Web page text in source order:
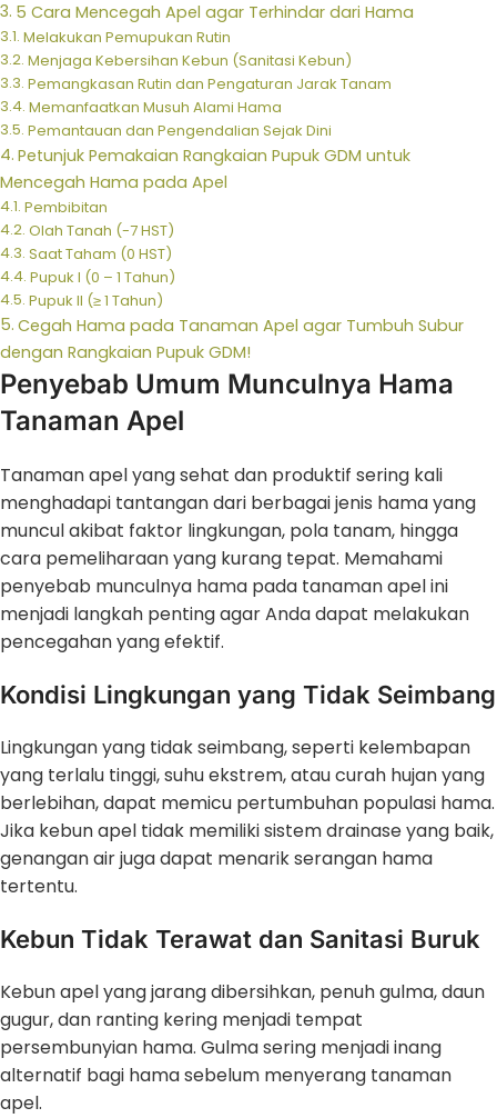
5 Cara Mencegah Apel agar Terhindar dari Hama
Melakukan Pemupukan Rutin
Menjaga Kebersihan Kebun (Sanitasi Kebun)
Pemangkasan Rutin dan Pengaturan Jarak Tanam
Memanfaatkan Musuh Alami Hama
Pemantauan dan Pengendalian Sejak Dini
Petunjuk Pemakaian Rangkaian Pupuk GDM untuk
Mencegah Hama pada Apel
Pembibitan
Olah Tanah (-7 HST)
Saat Taham (0 HST)
Pupuk I (0 – 1 Tahun)
Pupuk II (≥ 1 Tahun)
Cegah Hama pada Tanaman Apel agar Tumbuh Subur
dengan Rangkaian Pupuk GDM!
Penyebab Umum Munculnya Hama
Tanaman Apel
Tanaman apel yang sehat dan produktif sering kali
menghadapi tantangan dari berbagai jenis hama yang
muncul akibat faktor lingkungan, pola tanam, hingga
cara pemeliharaan yang kurang tepat. Memahami
penyebab munculnya hama pada tanaman apel ini
menjadi langkah penting agar Anda dapat melakukan
pencegahan yang efektif.
Kondisi Lingkungan yang Tidak Seimbang
Lingkungan yang tidak seimbang, seperti kelembapan
yang terlalu tinggi, suhu ekstrem, atau curah hujan yang
berlebihan, dapat memicu pertumbuhan populasi hama.
Jika kebun apel tidak memiliki sistem drainase yang baik,
genangan air juga dapat menarik serangan hama
tertentu.
Kebun Tidak Terawat dan Sanitasi Buruk
Kebun apel yang jarang dibersihkan, penuh gulma, daun
gugur, dan ranting kering menjadi tempat
persembunyian hama. Gulma sering menjadi inang
alternatif bagi hama sebelum menyerang tanaman
apel.